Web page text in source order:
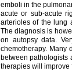
emboli in the
acute or sub-acute
arterioles of the lung
The diagnosis is
on autopsy data.
chemotherapy. Many
between pathologists
therapies will improve